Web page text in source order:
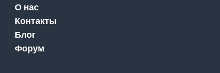
О нас
Контакты
Блог
Форум